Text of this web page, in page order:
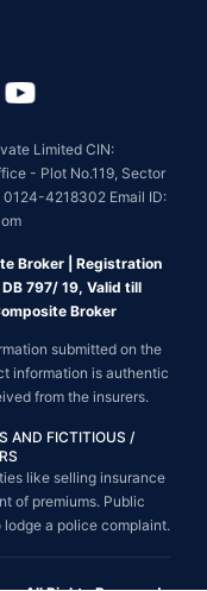
Limited CIN:
- Plot No.119, Sector
4218302 Email ID:
Broker | Registration
797/ 19, Valid till
Broker
submitted on the
information is authentic
from the insurers.
AND FICTITIOUS /
like selling insurance
of premiums. Public
a police complaint.